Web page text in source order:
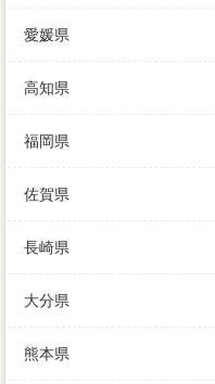
愛媛県
高知県
福岡県
佐賀県
長崎県
大分県
熊本県